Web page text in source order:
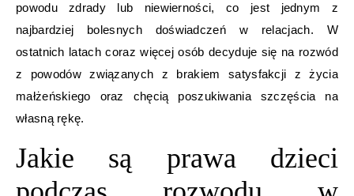
powodu zdrady lub niewierności, co jest jednym z
najbardziej bolesnych doświadczeń w relacjach. W
ostatnich latach coraz więcej osób decyduje się na rozwód
z powodów związanych z brakiem satysfakcji z życia
małżeńskiego oraz chęcią poszukiwania szczęścia na
własną rękę.
Jakie są prawa dzieci